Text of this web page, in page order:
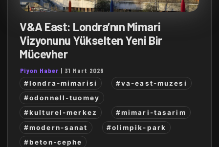
V&A East: Londra’nın Mimari
Vizyonunu Yükselten Yeni Bir
Mücevher
Piyon Haber | 31 Mart 2026
#londra-mimarisi
#va-east-muzesi
#odonnell-tuomey
#kulturel-merkez
#mimari-tasarim
#modern-sanat
#olimpik-park
#beton-cephe